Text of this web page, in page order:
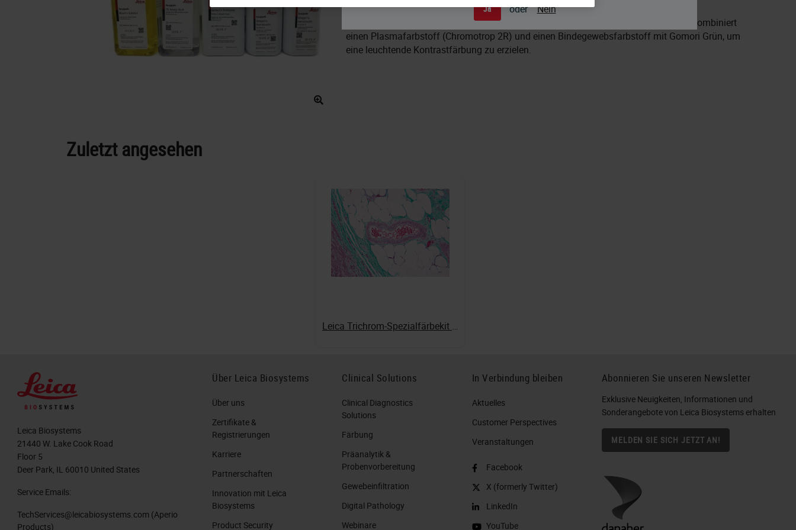
Ja oder Nein
Trichrom nach Gomori ist eine vereinfachte Version aufwändigerer Färbemittel und kombiniert
einen Plasmafarbstoff (Chromotrop 2R) und einen Bindegewebsfarbstoff mit Gomori Grün, um
eine leuchtende Kontrastfärbung zu erzielen.
Zuletzt angesehen
Leica Trichrom-Spezialfärbekit nach Gomori (Grünfärbung von Kollagen)
Leica Biosystems
21440 W. Lake Cook Road
Floor 5
Deer Park, IL 60010 United States
Service Emails:
TechServices@leicabiosystems.com (Aperio
Products)
Über Leica Biosystems
Über uns
Zertifikate &
Registrierungen
Karriere
Partnerschaften
Innovation mit Leica
Biosystems
Product Security
Clinical Solutions
Clinical Diagnostics
Solutions
Färbung
Präanalytik &
Probenvorbereitung
Gewebeinfiltration
Digital Pathology
Webinare
In Verbindung bleiben
Aktuelles
Customer Perspectives​
Veranstaltungen
Facebook
X (formerly Twitter)
LinkedIn
YouTube
Abonnieren Sie unseren Newsletter
Exklusive Neuigkeiten, Informationen und
Sonderangebote von Leica Biosystems erhalten
MELDEN SIE SICH JETZT AN!